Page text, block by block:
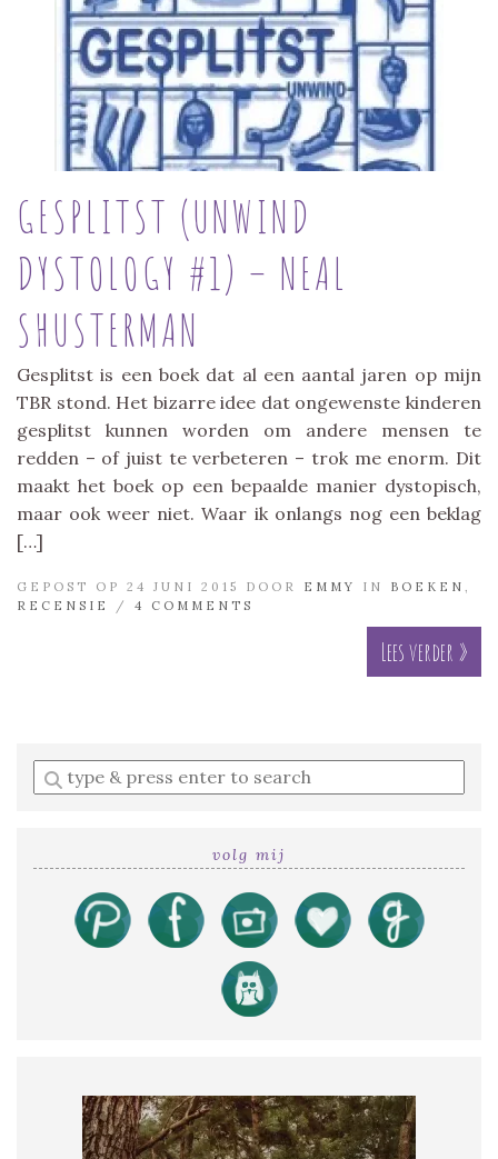
GESPLITST (UNWIND
DYSTOLOGY #1) – NEAL
SHUSTERMAN
Gesplitst is een boek dat al een aantal jaren op mijn
TBR stond. Het bizarre idee dat ongewenste kinderen
gesplitst kunnen worden om andere mensen te
redden – of juist te verbeteren – trok me enorm. Dit
maakt het boek op een bepaalde manier dystopisch,
maar ook weer niet. Waar ik onlangs nog een beklag
[…]
GEPOST OP 24 JUNI 2015 DOOR EMMY IN BOEKEN
RECENSIE
/ 4 COMMENTS
Lees verder »
Enter
a
volg mij